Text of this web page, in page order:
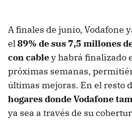
A finales de junio, Vodafone
el89% de sus 7,5 millones
con cabley habrá finalizado
próximas semanas,
últimas mejoras. En el resto
hogares donde Vodafone
ya sea a través de su